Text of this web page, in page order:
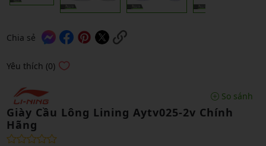
Chia sẻ
Yêu thích (0)
So sánh
Giày Cầu Lông Lining Aytv025-2v Chính
Hãng